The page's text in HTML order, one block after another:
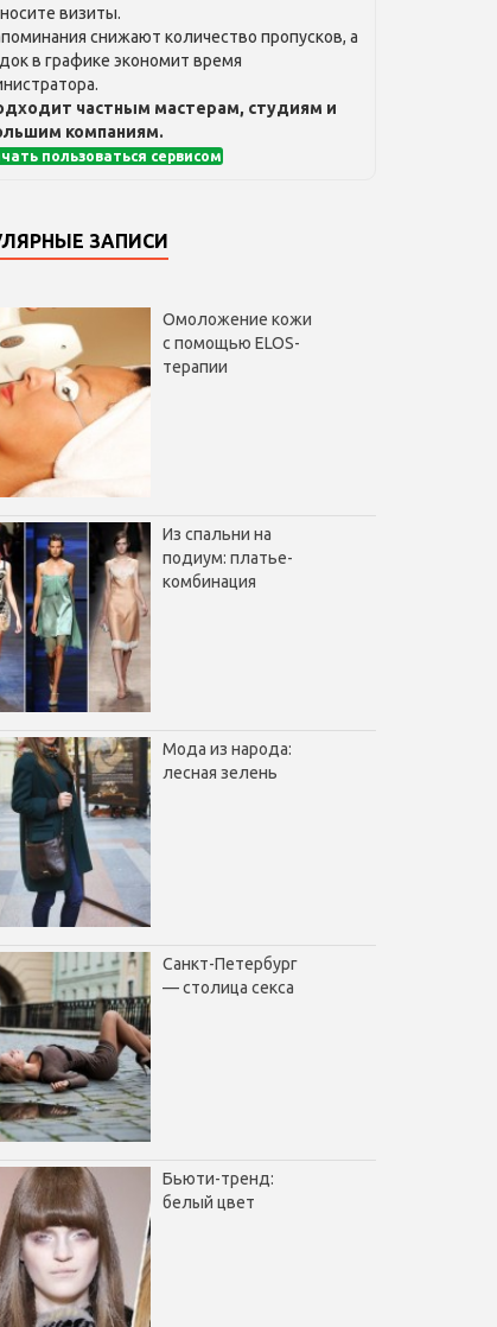
визиты.
снижают количество пропусков, а
в графике экономит время
частным мастерам, студиям и
компаниям.
пользоваться сервисом
ЗАПИСИ
Омоложение кожи
с помощью ELOS-
терапии
Из спальни на
подиум: платье-
комбинация
Мода из народа:
лесная зелень
Санкт-Петербург
— столица секса
Бьюти-тренд:
белый цвет